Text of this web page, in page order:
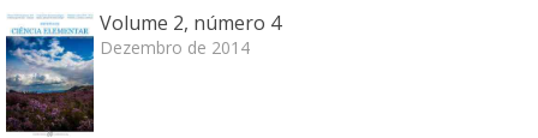
Volume 2, número 4
Dezembro de 2014